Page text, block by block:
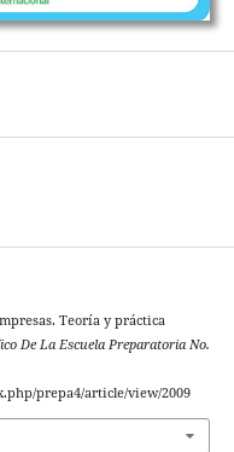
Teoría y práctica
De La Escuela Preparatoria No.
prepa4/article/view/2009